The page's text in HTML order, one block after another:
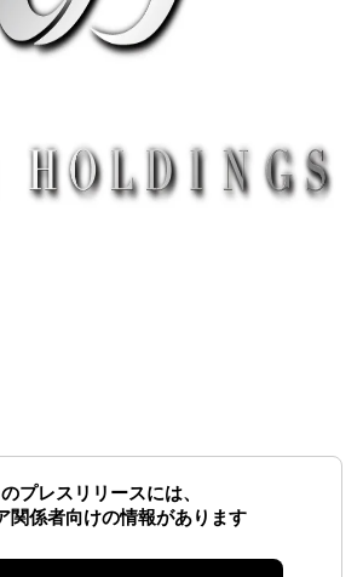
プレスリリースには、
関係者向けの情報があります